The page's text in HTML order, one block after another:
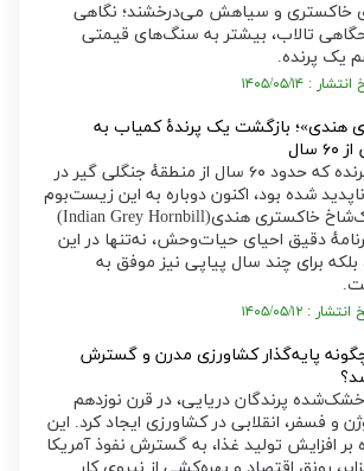
خاکستری و سیاهش می‌درخشند؛ نگاهی
تالاب، بیشتر به سنگ‌های قیمتی
یک پرنده.
هندی»؛ بازگشت یک پرندهٔ کمیاب به
یک گونهٔ کمیاب پرنده که حدود ۶۰ سال از منطقهٔ جنگلی گیر در
شده بود، اکنون دوباره به این زیست‌بوم
بازگشته است. نوک‌شاخ خاکستری هندی(Indian Grey Hornbill)
دقیق احیای حیات‌وحش، نه‌تنها در این
بلکه برای چند سال پیاپی نیز موفق به
پایه‌گذار کشاورزی مدرن و گسترش
خشک‌شده پرندگان دریایی، در قرن نوزدهم
و فسفر، انقلابی در کشاورزی ایجاد کرد. این
بر افزایش تولید غذا، به گسترش نفوذ آمریکا